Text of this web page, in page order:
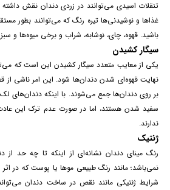
تنقلات اسیدی می‌توانند در زردی دندان نقش
غذاها و نوشیدنی‌ها تیره رنگ که می‌توانند بطور
باشید. قهوه، چای، نوشابه، شراب و برخی میوه‌ها و
سیگار کشیدن
یکی از معایب متعدد سیگار کشیدن این است که
نهایت قهوه‌ای شدن دندان‌ها شود. این امر ناشی از
بر روی دندان‌ها جمع می‌شوند. با اینکه دندان‌های
سفید شدن هستند، اما در صورت عدم ترک این
ندارند.
ژنتیک
رنگ مینای دندان نشانه‌ای از اینکه تا چه حد از
نمی‌باشد؛ مانند رنگ طبیعی موها یا پوست که در
شرایط ژنتیکی مانند نقص در ساخت دندان